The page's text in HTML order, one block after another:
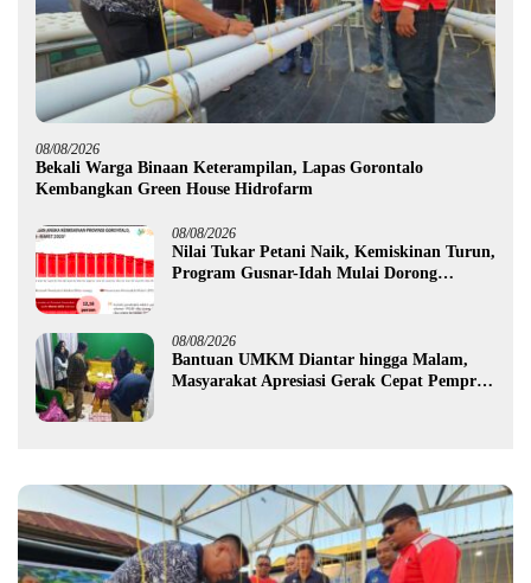
08/08/2026
Bekali Warga Binaan Keterampilan, Lapas Gorontalo
Kembangkan Green House Hidrofarm
08/08/2026
Nilai Tukar Petani Naik, Kemiskinan Turun,
Program Gusnar-Idah Mulai Dorong
08/08/2026
Bantuan UMKM Diantar hingga Malam,
Masyarakat Apresiasi Gerak Cepat Pemprov